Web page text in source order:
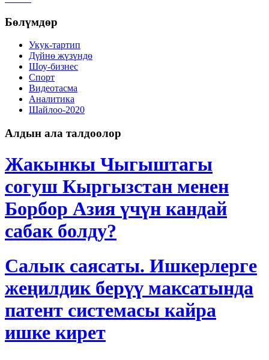
Бөлүмдөр
Укук-тартип
Дγйнө жүзүндө
Шоу-бизнес
Спорт
Видеотасма
Аналитика
Шайлоо-2020
Алдын ала талдоолор
Жакынкы Чыгыштагы
согуш Кыргызстан менен
Борбор Азия үчүн кандай
сабак болду?
Салык саясаты. Ишкерлерге
жеңилдик берүү максатында
патент системасы кайра
ишке кирет